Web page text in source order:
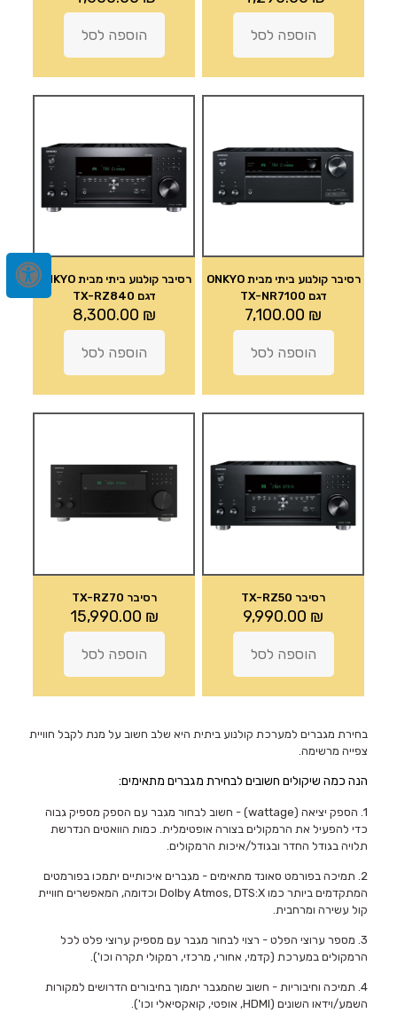
הוספה לסל הוספה לסל
רסיבר קולנוע ביתי מבית ONKYO
דגם TX-NR7100
7,100.00 ₪
הוספה לסל
רסיבר קולנוע ביתי מבית ONKYO
דגם TX-RZ840
8,300.00 ₪
הוספה לסל
רסיבר TX-RZ50
9,990.00 ₪
הוספה לסל
רסיבר TX-RZ70
15,990.00 ₪
הוספה לסל
בחירת מגברים למערכת קולנוע ביתית היא שלב חשוב על מנת לקבל חוויית
צפייה מרשימה.
הנה כמה שיקולים חשובים לבחירת מגברים מתאימים:
1. הספק יציאה (wattage) - חשוב לבחור מגבר עם הספק מספיק גבוה
כדי להפעיל את הרמקולים בצורה אופטימלית. כמות הוואטים הנדרשת
תלויה בגודל החדר ובגודל/איכות הרמקולים.
2. תמיכה בפורמט סאונד מתאימים - מגברים איכותיים יתמכו בפורמטים
המתקדמים ביותר כמו Dolby Atmos, DTS:X וכדומה, המאפשרים חוויית
קול עשירה ומרחבית.
3. מספר ערוצי הפלט - רצוי לבחור מגבר עם מספיק ערוצי פלט לכל
הרמקולים במערכת (קדמי, אחורי, מרכזי, רמקולי תקרה וכו').
4. תמיכה וחיבוריות - חשוב שהמגבר יתמוך בחיבורים הדרושים למקורות
השמע/וידאו השונים (HDMI, אופטי, קואקסיאלי וכו').